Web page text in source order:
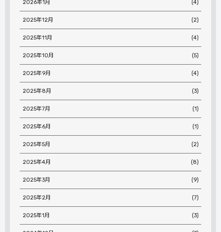
2026年1月 (4)
2025年12月 (2)
2025年11月 (4)
2025年10月 (5)
2025年9月 (4)
2025年8月 (3)
2025年7月 (1)
2025年6月 (1)
2025年5月 (2)
2025年4月 (8)
2025年3月 (9)
2025年2月 (7)
2025年1月 (3)